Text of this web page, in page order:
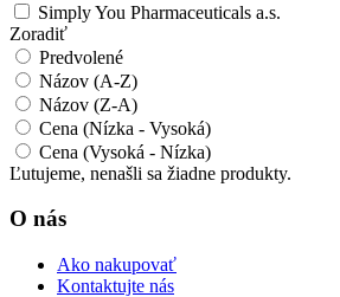
Simply You Pharmaceuticals a.s.
Zoradiť
Predvolené
Názov (A-Z)
Názov (Z-A)
Cena (Nízka - Vysoká)
Cena (Vysoká - Nízka)
Ľutujeme, nenašli sa žiadne produkty.
O nás
Ako nakupovať
Kontaktujte nás